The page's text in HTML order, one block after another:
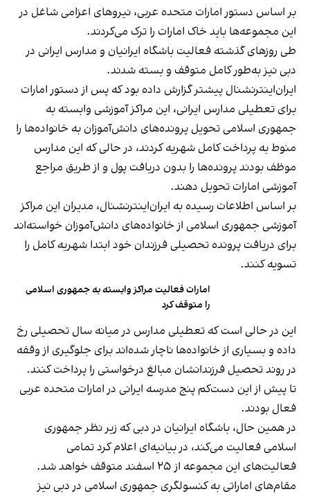
بر اساس دستور امارات متحده عربی، نیروهای اعزامی شاغل در
این مجموعه‌ها باید خاک امارات را ترک می‌کردند.
طی روزهای گذشته فعالیت باشگاه ایرانیان و مدارس ایرانی در
دبی نیز به‌طور کامل متوقف و بسته شدند.
ایران‌اینترنشنال پیشتر گزارش داده بود که پس از دستور امارات
برای تعطیلی مدارس ایرانی، این مراکز آموزشی وابسته به
جمهوری اسلامی تحویل پرونده‌های دانش‌آموزان به خانواده‌ها را
منوط به پرداخت کامل شهریه کردند، در حالی که این مدارس
موظف بودند پرونده‌ها را بدون دریافت پول و از طریق مراجع
آموزشی امارات تحویل دهند.
بر اساس اطلاعات رسیده به ایران‌اینترنشنال، مدیران این مراکز
آموزشی جمهوری اسلامی از خانواده‌های دانش‌آموزان خواسته‌اند
برای دریافت پرونده تحصیلی فرزندان خود ابتدا شهریه کامل را
تسویه کنند.
امارات فعالیت مراکز وابسته به جمهوری اسلامی
را متوقف کرد
این در حالی است که تعطیلی مدارس در میانه سال تحصیلی رخ
داده و بسیاری از خانواده‌ها ناچار شده‌اند برای جلوگیری از وقفه
در روند تحصیل فرزندانشان مبالغ درخواستی را پرداخت کنند.
تا پیش از این دست‌کم پنج مدرسه ایرانی در امارات متحده عربی
فعال بودند.
در همین حال، باشگاه ایرانیان در دبی که زیر نظر جمهوری
اسلامی فعالیت می‌کند، در بیانیه‌ای اعلام کرد تمامی
فعالیت‌های این مجموعه از ۲۵ اسفند متوقف خواهد شد.
مقام‌های اماراتی به کنسولگری جمهوری اسلامی در دبی نیز